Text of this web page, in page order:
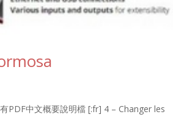
中文概要說明檔 [:fr] 4 – Changer les